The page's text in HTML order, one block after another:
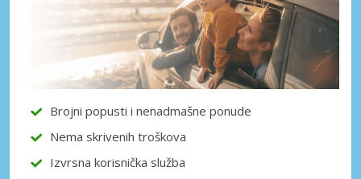
Brojni popusti i nenadmašne ponude
Nema skrivenih troškova
Izvrsna korisnička služba
Posebni popusti
Pristupite ekskluzivnim ponudama naših
dobavljača
Prijava putem eLinka